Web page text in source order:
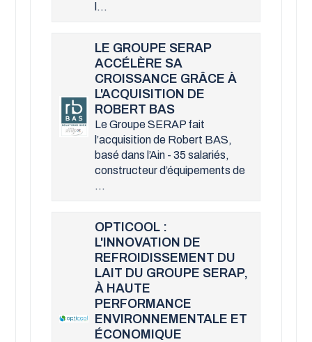
l...
LE GROUPE SERAP
ACCÉLÈRE SA
CROISSANCE GRÂCE À
L'ACQUISITION DE
ROBERT BAS
Le Groupe SERAP fait
l’acquisition de Robert BAS,
basé dans l’Ain - 35 salariés,
constructeur d’équipements de
...
OPTICOOL :
L'INNOVATION DE
REFROIDISSEMENT DU
LAIT DU GROUPE SERAP,
À HAUTE
PERFORMANCE
ENVIRONNEMENTALE ET
ÉCONOMIQUE